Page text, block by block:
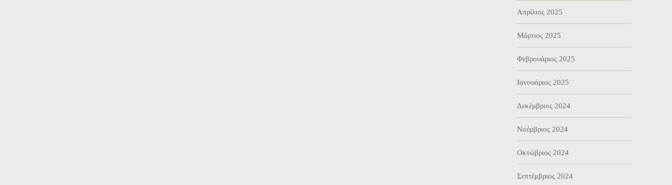
Απρίλιος 2025
Μάρτιος 2025
Φεβρουάριος 2025
Ιανουάριος 2025
Δεκέμβριος 2024
Νοέμβριος 2024
Οκτώβριος 2024
Σεπτέμβριος 2024